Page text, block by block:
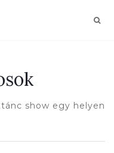
show egy helyen